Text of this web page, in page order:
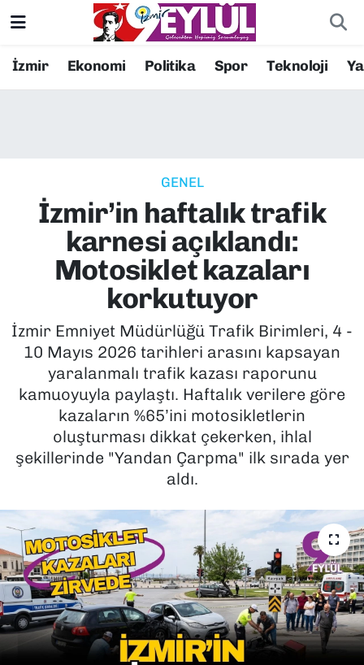
İzmir Ekonomi Politika Spor Teknoloji
GENEL
İzmir’in haftalık trafik
karnesi açıklandı:
Motosiklet kazaları
korkutuyor
İzmir Emniyet Müdürlüğü Trafik Birimleri, 4 -
10 Mayıs 2026 tarihleri arasını kapsayan
yaralanmalı trafik kazası raporunu
kamuoyuyla paylaştı. Haftalık verilere göre
kazaların %65’ini motosikletlerin
oluşturması dikkat çekerken, ihlal
şekillerinde "Yandan Çarpma" ilk sırada yer
aldı.
Resmi İlanlar
EKONOMİ
KÜLTÜR SANAT
MAGAZİN
POLİTİKA
SAĞLIK
SPOR
YAŞAM
YEREL YÖNETİMLER
Konak Nöbetçi Eczaneler
Süper Lig Puan Durumu ve Fikstür
Tüm Manşetler
Son Dakika Haberleri
Haber Arşivi